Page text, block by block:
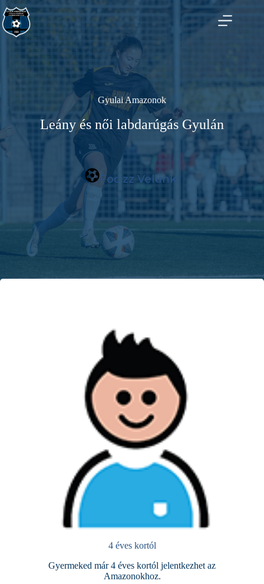
Skip
to
content
Gyulai Amazonok
Leány és női labdarúgás Gyulán
Focizz Velünk!
4 éves kortól
Gyermeked már 4 éves kortól jelentkezhet az
Amazonokhoz.